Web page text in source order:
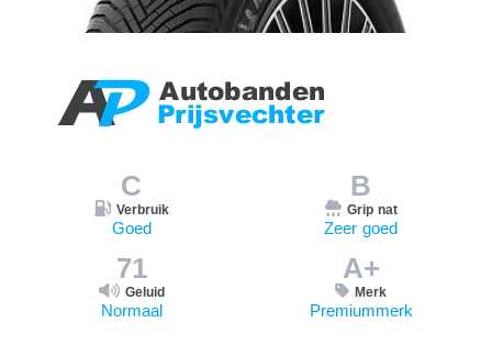
C
Verbruik
Goed
B
Grip nat
Zeer goed
71
Geluid
Normaal
A+
Merk
Premiummerk